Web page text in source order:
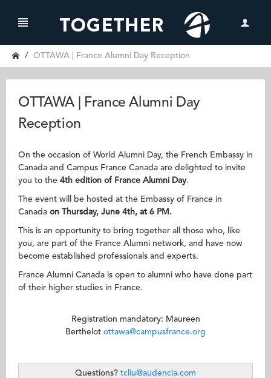
OTTAWA | France Alumni Day Reception
OTTAWA | France Alumni Day
Reception
On the occasion of World Alumni Day, the French Embassy in
Canada and Campus France Canada are delighted to invite
you to the 4th edition of France Alumni Day.
The event will be hosted at the Embassy of France in
Canada on Thursday, June 4th, at 6 PM.
This is an opportunity to bring together all those who, like
you, are part of the France Alumni network, and have now
become established professionals and experts.
France Alumni Canada is open to alumni who have done part
of their higher studies in France.
Registration mandatory: Maureen
Berthelot ottawa@campusfrance.org
Questions? tcliu@audencia.com